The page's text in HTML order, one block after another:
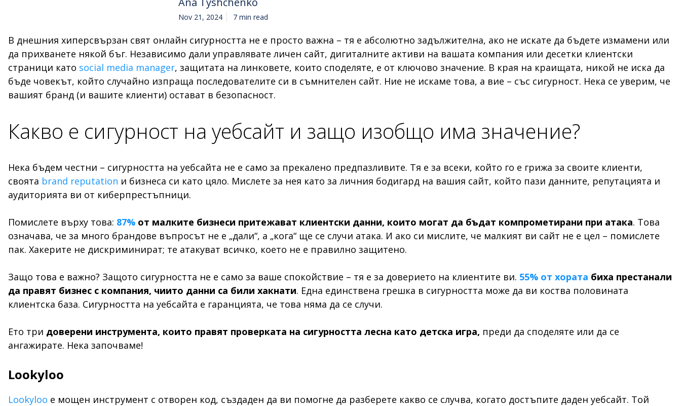
Nov 21, 2024 7 min read
В днешния хиперсвързан свят онлайн сигурността не е просто важна – тя е абсолютно задължителна, ако не искате да бъдете измамени или
да прихванете някой бъг. Независимо дали управлявате личен сайт, дигиталните активи на вашата компания или десетки клиентски
страници като social media manager, защитата на линковете, които споделяте, е от ключово значение. В края на краищата, никой не иска да
бъде човекът, който случайно изпраща последователите си в съмнителен сайт. Ние не искаме това, а вие – със сигурност. Нека се уверим, че
вашият бранд (и вашите клиенти) остават в безопасност.
Какво е сигурност на уебсайт и защо изобщо има значение?
Нека бъдем честни – сигурността на уебсайта не е само за прекалено предпазливите. Тя е за всеки, който го е грижа за своите клиенти,
своята brand reputation и бизнеса си като цяло. Мислете за нея като за личния бодигард на вашия сайт, който пази данните, репутацията и
аудиторията ви от киберпрестъпници.
Помислете върху това: 87% от малките бизнеси притежават клиентски данни, които могат да бъдат компрометирани при атака. Това
означава, че за много брандове въпросът не е „дали“, а „кога“ ще се случи атака. И ако си мислите, че малкият ви сайт не е цел – помислете
пак. Хакерите не дискриминират; те атакуват всичко, което не е правилно защитено.
Защо това е важно? Защото сигурността не е само за ваше спокойствие – тя е за доверието на клиентите ви. 55% от хората биха престанали
да правят бизнес с компания, чиито данни са били хакнати. Една единствена грешка в сигурността може да ви коства половината
клиентска база. Сигурността на уебсайта е гаранцията, че това няма да се случи.
Ето три доверени инструмента, които правят проверката на сигурността лесна като детска игра, преди да споделяте или да се
ангажирате. Нека започваме!
Lookyloo
Lookyloo е мощен инструмент с отворен код, създаден да ви помогне да разберете какво се случва, когато достъпите даден уебсайт. Той